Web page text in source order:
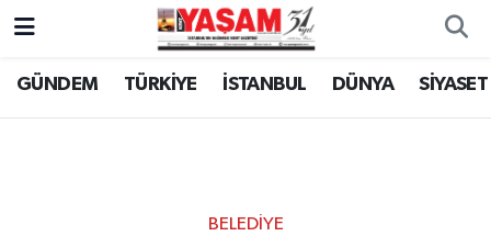
GÜNDEM TÜRKİYE İSTANBUL DÜNYA SİYASET
BELEDİYE